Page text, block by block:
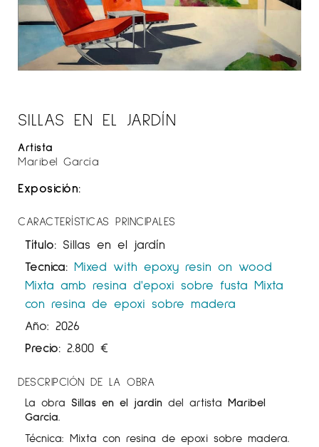
SILLAS EN EL JARDÍN
Artista
Maribel García
Exposición:
CARACTERÍSTICAS PRINCIPALES
Título: Sillas en el jardín
Tecnica: Mixed with epoxy resin on wood
Mixta amb resina d'epoxi sobre fusta Mixta
con resina de epoxi sobre madera
Año: 2026
Precio: 2.800 €
DESCRIPCIÓN DE LA OBRA
La obra Sillas en el jardín del artista Maribel
García.
Técnica: Mixta con resina de epoxi sobre madera.